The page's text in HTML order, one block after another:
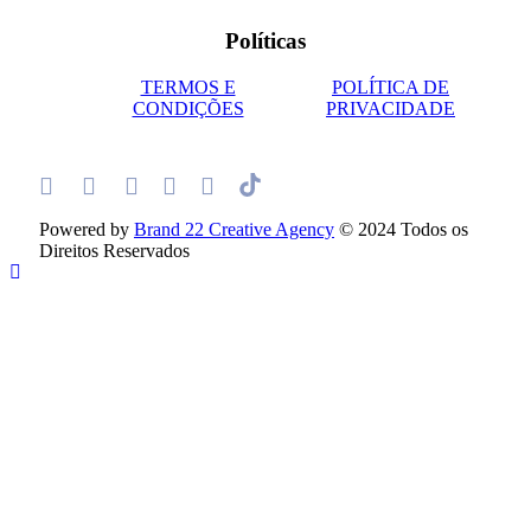
Políticas
TERMOS E
CONDIÇÕES
POLÍTICA DE
PRIVACIDADE
Powered by Brand 22 Creative Agency © 2024 Todos os
Direitos Reservados